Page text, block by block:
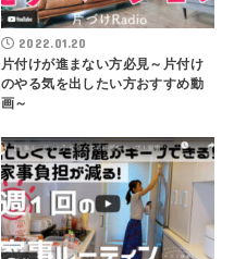
2022.01.20
片付けが進まない方必見～片付け
のやる気を出したい方おすすめ動
画～